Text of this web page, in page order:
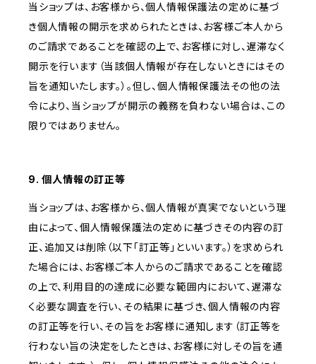
当ショップは、お客様から、個人情報保護法の定めに基づ
き個人情報の開示を求められたときは、お客様ご本人から
のご請求であることを確認の上で、お客様に対し、遅滞なく
開示を行います（当該個人情報が存在しないときにはその
旨を通知いたします。）。但し、個人情報保護法その他の法
令により、当ショップが開示の義務を負わない場合は、この
限りではありません。
9. 個人情報の訂正等
当ショップは、お客様から、個人情報が真実でないという理
由によって、個人情報保護法の定めに基づきその内容の訂
正、追加又は削除（以下「訂正等」といいます。）を求められ
た場合には、お客様ご本人からのご請求であることを確認
の上で、利用目的の達成に必要な範囲内において、遅滞な
く必要な調査を行い、その結果に基づき、個人情報の内容
の訂正等を行い、その旨をお客様に通知します（訂正等を
行わない旨の決定をしたときは、お客様に対しその旨を通